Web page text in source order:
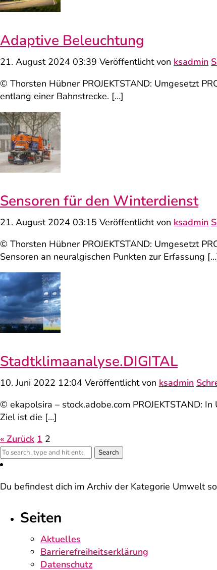
Adaptive Beleuchtung
21. August 2024 03:39 Veröffentlicht von ksadmin
© Thorsten Hübner PROJEKTSTAND: Umgesetzt
entlang einer Bahnstrecke. […]
Sensoren für den Winterdienst
21. August 2024 03:15 Veröffentlicht von ksadmin
© Thorsten Hübner PROJEKTSTAND: Umgesetzt
Sensoren an neuralgischen Punkten zur Erfassung
Stadtklima­analyse.DIGITAL
10. Juni 2022 12:04 Veröffentlicht von ksadmin
© ekapolsira – stock.adobe.com PROJEKTSTAND:
Ziel ist die […]
« Zurück 1 2
Search
Du befindest dich im Archiv der Kategorie Umwelt
Seiten
Aktuelles
Barrierefreiheitserklärung
Datenschutz